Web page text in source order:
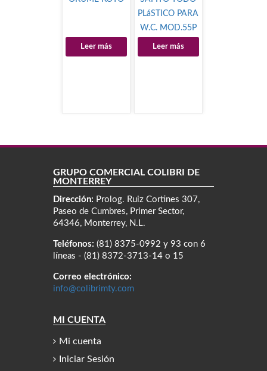
Leer más
PLáSTICO PARA
W.C. MOD.55P
Leer más
GRUPO COMERCIAL COLIBRÍ DE
MONTERREY
Dirección: Prolog. Ruiz Cortines 307,
Paseo de Cumbres, Primer Sector,
64346, Monterrey, N.L.
Teléfonos: (81) 8375-0992 y 93 con 6
líneas - (81) 8372-3713-14 o 15
Correo electrónico:
info@colibrimty.com
MI CUENTA
Mi cuenta
Iniciar Sesión